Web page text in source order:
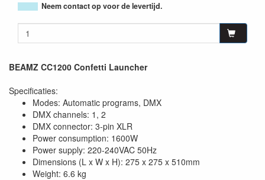
Neem contact op voor de levertijd.
BEAMZ CC1200 Confetti Launcher
Specificaties:
Modes: Automatic programs, DMX
DMX channels: 1, 2
DMX connector: 3-pin XLR
Power consumption: 1600W
Power supply: 220-240VAC 50Hz
Dimensions (L x W x H): 275 x 275 x 510mm
Weight: 6.6 kg